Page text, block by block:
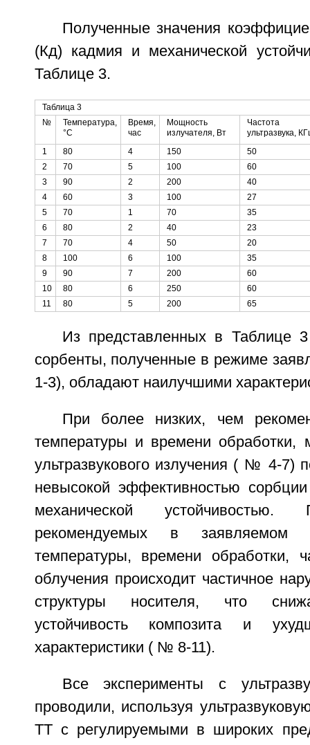
Полученные значения
(Кд) кадмия и механической
Таблице 3.
Таблица 3
№
Температура,
°С
Время,
час
Мощность
излучателя, Вт
Частота
ультразвука,
1
80 4 150
50
2
70 5 100
60
3
90 2 200
40
4
60 3 100
27
5
70 1 70
35
6
80 2 40
23
7
70 4 50
20
8
100 6 100
35
9
90 7 200
60
10
80 6 250
60
11
80 5 200 65
Из представленных в Таблице
сорбенты, полученные в режиме
1-3), обладают наилучшими
При более низких, чем
температуры и времени обработки,
ультразвукового излучения ( № 4-7)
невысокой эффективностью
механической
рекомендуемых в заявляемом
температуры, времени обработки,
облучения происходит частичное
структуры носителя, что
устойчивость композита и
характеристики ( № 8-11).
Все эксперименты с
проводили, используя
ТТ с регулируемыми в широких